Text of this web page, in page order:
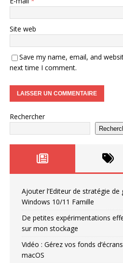
Site web
Save my name, email, and
next time I comment.
Rechercher
Ajouter l’Editeur de stratégie de
Windows 10/11 Famille
De petites expérimentations
sur mon stockage
Vidéo : Gérez vos fonds
macOS